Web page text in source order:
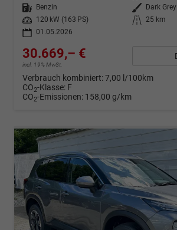
Kraftstoff
Benzin Außenfarbe
Dark
Leistung
120 kW (163 PS) Kilometerstand
25 km
01.05.2026
30.669,– €
incl. 19% MwSt.
Verbrauch kombiniert:7,00 l/100km
CO2-Klasse: F
CO2-Emissionen: 158,00 g/km